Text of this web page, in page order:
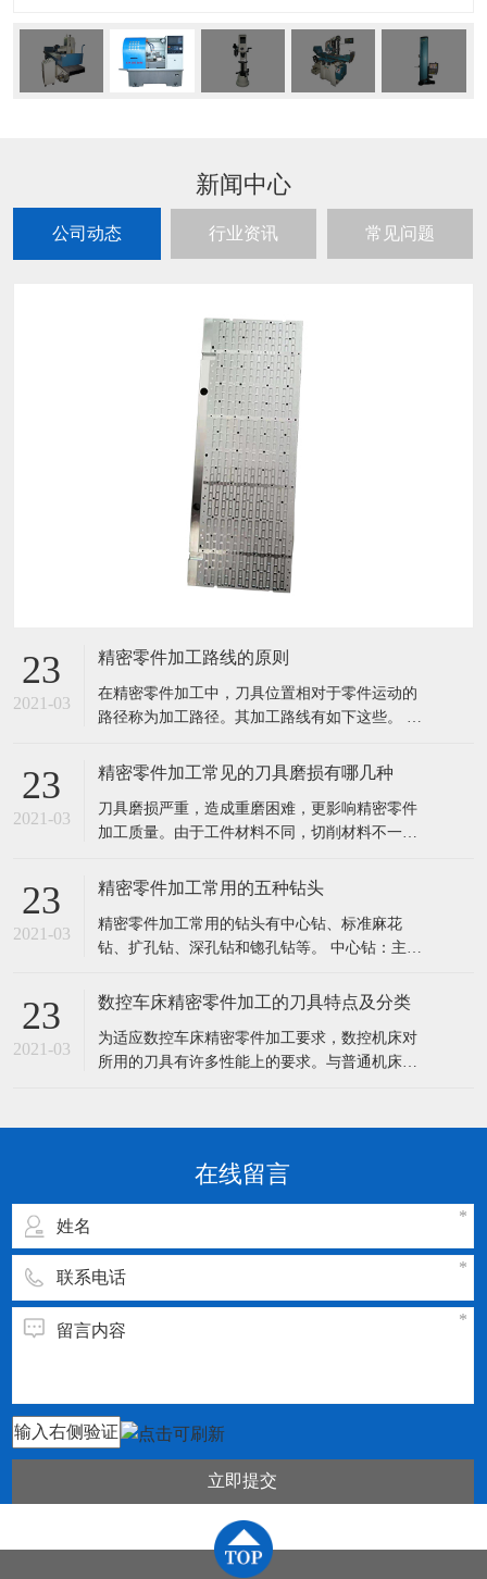
新闻中心
公司动态 行业资讯 常见问题
23
2021-03
精密零件加工路线的原则
在精密零件加工中，刀具位置相对于零件运动的
路径称为加工路径。其加工路线有如下这些。 孔
具自快进转为工进时，刀尖点位置与孔上表面之
对于位置精度要求较高的孔系加工，特别要注意
孔的加工顺序的安排，避免将坐标轴的方
23
2021-03
精密零件加工常见的刀具磨损有哪几种
刀具磨损严重，造成重磨困难，更影响精密零件
加工质量。由于工件材料不同，切削材料不一
刀面磨损 后刀磨损只磨损部位主要发生在后刀面
示磨损量，这种磨损一般是在切削脆性金属或以
较低的切削速度和较小的
23
2021-03
精密零件加工常用的五种钻头
精密零件加工常用的钻头有中心钻、标准麻花
钻、扩孔钻、深孔钻和锪孔钻等。 中心钻：主要
中心钻钻孔时，应选取较高的转速。 标准麻花
辅助切削刃，一个凿子刃和两个螺旋槽。由于没
有用于引导钻模的固定装置，加工中心
23
2021-03
数控车床精密零件加工的刀具特点及分类
为适应数控车床精密零件加工要求，数控机床对
所用的刀具有许多性能上的要求。与普通机床的
2.刀片或刀具几何参数和切削参数的规范化、典
工件的材料相匹配在线留言
立即提交